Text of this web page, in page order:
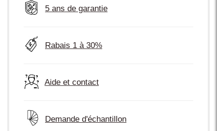
5 ans de garantie
Rabais 1 à 30%
Aide et contact
Demande d'échantillon